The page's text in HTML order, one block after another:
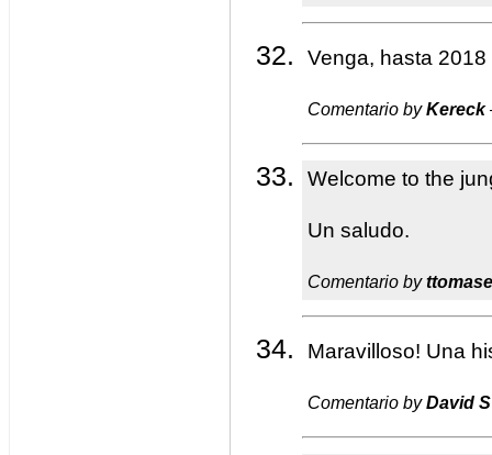
Venga, hasta 2018
Comentario byKereck
Welcome to the
Un saludo.
Comentario by
Maravilloso! Una
Comentario byDavid S